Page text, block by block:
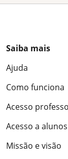
Saiba mais
Ajuda
Como funciona
Acesso
Acesso a alunos
Missão e visão